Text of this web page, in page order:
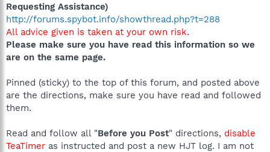
Requesting Assistance)
http://forums.spybot.info/showthread.php?t=288
All advice given is taken at your own risk.
Please make sure you have read this information so we
are on the same page.
Pinned (sticky) to the top of this forum, and posted above
are the directions, make sure you have read and followed
them.
Read and follow all "Before you Post" directions, disable
TeaTimer as instructed and post a new HJT log. I am not